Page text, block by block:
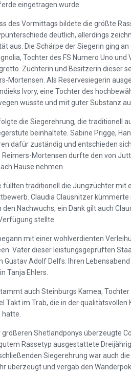
eingetragen wurde.
des Vormittags bildete die größte
deutlich, allerdings
aus. Die Schärpe der Siegerin ging
Tochter des FS Numero Uno
Züchterin und Besitzerin dieser
Mortensen. Als Reservesiegerin
Ivory, eine Tochter des
wusste und mit guter Substanz
die Siegerehrung, die traditionell
beinhaltete. Sabine Prigge,
dafür zuständig und entschieden
Reimers-Mortensen durfte den von
Hause nehmen.
füllten traditionell die Jungzüchter mit
Claudia Clausnitzer
den Nachwuchs, ein Dank gilt auch
stellte.
mit einer wohlverdienten
Vater dieser leistungsgeprüften
Gustav Adolf Delfs. Ihren
Tanja Ehlers.
auch Steinburgs Kamea,
Takt im Trab, die in der
hatte.
größeren Shetlandponys überzeugte
Rassetyp ausgestattete
Siegerehrung war auch
überzeugt und vergab den